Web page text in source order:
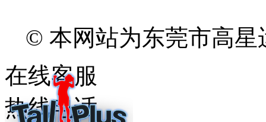
© 本网站为东莞市高
在线客服
热线电话